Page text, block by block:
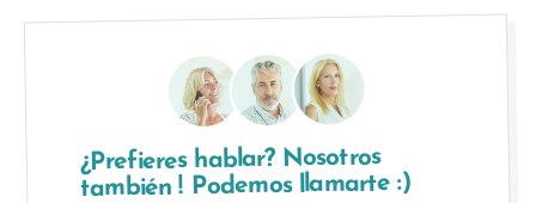
¿Prefieres hablar? Nosotros
también ! Podemos llamarte :)